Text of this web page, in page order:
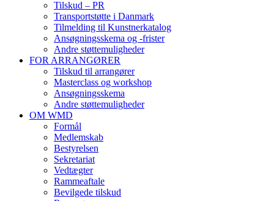
Tilskud – PR
Transportstøtte i Danmark
Tilmelding til Kunstnerkatalog
Ansøgningsskema og -frister
Andre støttemuligheder
FOR ARRANGØRER
Tilskud til arrangører
Masterclass og workshop
Ansøgningsskema
Andre støttemuligheder
OM WMD
Formål
Medlemskab
Bestyrelsen
Sekretariat
Vedtægter
Rammeaftale
Bevilgede tilskud